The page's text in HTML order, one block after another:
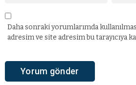
Daha sonraki yorumlarımda
adresim ve site adresim bu tarayıcıya